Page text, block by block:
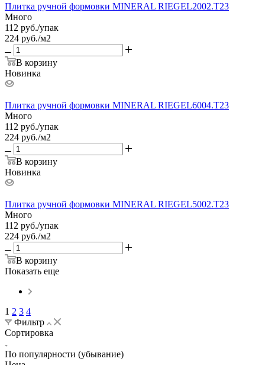
Плитка ручной формовки MINERAL RIEGEL2002.T23
Много
112 руб./упак
224 руб./м2
В корзину
Новинка
Плитка ручной формовки MINERAL RIEGEL6004.T23
Много
112 руб./упак
224 руб./м2
В корзину
Новинка
Плитка ручной формовки MINERAL RIEGEL5002.T23
Много
112 руб./упак
224 руб./м2
В корзину
Показать еще
1 2 3 4
Фильтр
Сортировка
По популярности (убывание)